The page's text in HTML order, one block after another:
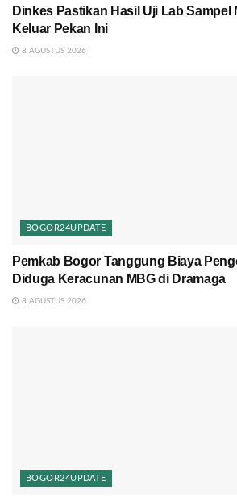
Dinkes Pastikan Hasil Uji Lab Sampel
Keluar Pekan Ini
8 AGUSTUS 2026
BOGOR24UPDATE
Pemkab Bogor Tanggung Biaya
Diduga Keracunan MBG di Dramaga
8 AGUSTUS 2026
BOGOR24UPDATE